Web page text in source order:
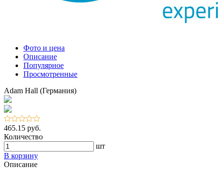
Фото и цена
Описание
Популярное
Просмотренные
Adam Hall (Германия)
465.15 руб.
Количество
шт
В корзину
Описание